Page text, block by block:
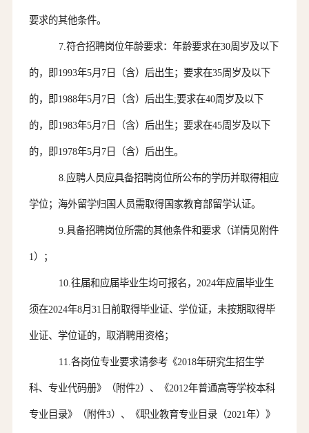
要求的其他条件。
7.符合招聘岗位年龄要求：年龄要求在30周岁及以下
的，即1993年5月7日（含）后出生；要求在35周岁及以下
的，即1988年5月7日（含）后出生;要求在40周岁及以下
的，即1983年5月7日（含）后出生；要求在45周岁及以下
的，即1978年5月7日（含）后出生。
8. 应聘人员应具备招聘岗位所公布的学历并取得相应
学位；海外留学归国人员需取得国家教育部留学认证。
9. 具备招聘岗位所需的其他条件和要求（详情见附件
1）；
10. 往届和应届毕业生均可报名， 2024年应届毕业生
须在2024年8月31日前取得毕业证、学位证， 未按期取得毕
业证、学位证的，取消聘用资格；
11. 各岗位专业要求请参考《2018年研究生招生学
科、专业代码册》（附件2） 、《2012年普通高等学校本科
专业目录》（附件3）、《职业教育专业目录（2021年）》